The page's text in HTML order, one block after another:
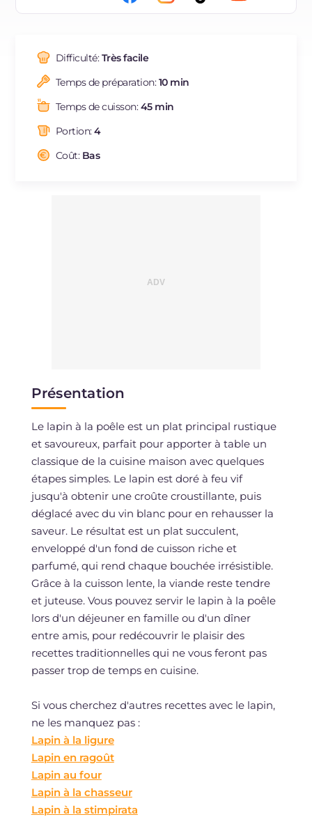
ES
BR
NL
Difficulté:Très facile
Temps de préparation:10 min
Temps de cuisson:45 min
Portion:4
Coût: Bas
Présentation
Le lapin à la poêle est un plat principal rustique
et savoureux, parfait pour apporter à table un
classique de la cuisine maison avec quelques
étapes simples. Le lapin est doré à feu vif
jusqu'à obtenir une croûte croustillante, puis
déglacé avec du vin blanc pour en rehausser la
saveur. Le résultat est un plat succulent,
enveloppé d'un fond de cuisson riche et
parfumé, qui rend chaque bouchée irrésistible.
Grâce à la cuisson lente, la viande reste tendre
et juteuse. Vous pouvez servir le lapin à la poêle
lors d'un déjeuner en famille ou d'un dîner
entre amis, pour redécouvrir le plaisir des
recettes traditionnelles qui ne vous feront pas
passer trop de temps en cuisine.
Si vous cherchez d'autres recettes avec le lapin,
ne les manquez pas :
Lapin à la ligure
Lapin en ragoût
Lapin au four
Lapin à la chasseur
Lapin à la stimpirata